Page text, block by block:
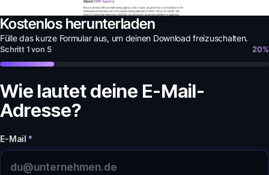
Kostenlos herunterladen
Fülle das kurze Formular aus, um deinen Download freizuschalten.
Schritt1 von 5 20%
Wie lautet deine E-Mail-
Adresse?
E-Mail *